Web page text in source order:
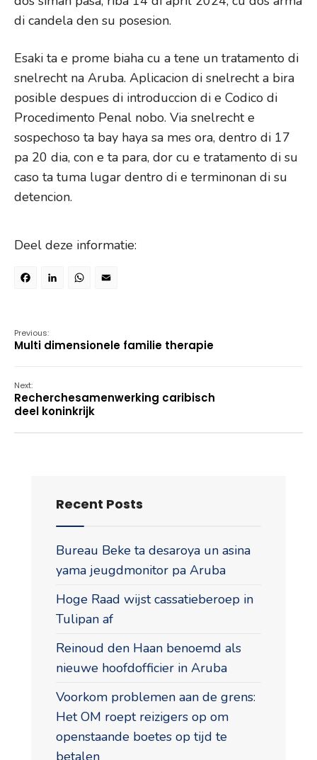
di candela den su posesion.
Esaki ta e prome biaha cu a tene un tratamento di
snelrecht na Aruba. Aplicacion di snelrecht a bira
posible despues di introduccion di e Codico di
Procedimento Penal nobo. Via snelrecht e
sospechoso ta bay haya sa mes ora, dentro di 17
pa 20 dia, con e ta para, dor cu e tratamento di su
caso ta tuma lugar dentro di e terminonan di su
detencion.
Deel deze informatie:
Facebook
LinkedIn
WhatsApp
Previous:
Multi dimensionele familie therapie
Next:
Recherchesamenwerking caribisch
deel koninkrijk
Recent Posts
Bureau Beke ta desaroya un asina
yama jeugdmonitor pa Aruba
Hoge Raad wijst cassatieberoep in
Tulipan af
Reinoud den Haan benoemd als
nieuwe hoofdofficier in Aruba
Voorkom problemen aan de grens:
Het OM roept reizigers op om
openstaande boetes op tijd te
betalen